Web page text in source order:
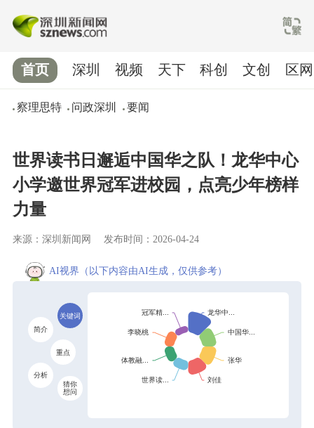
首页
察理思特 问政深圳 要闻
深圳 视频 天下 科创 文创 区网
世界读书日邂逅中国华之队！龙华中心
小学邀世界冠军进校园，点亮少年榜样
力量
来源：深圳新闻网 发布时间：2026-04-24
AI视界 （以下内容由AI生成，仅供参考）
关键词
简介
重点
分析
猜你
想问